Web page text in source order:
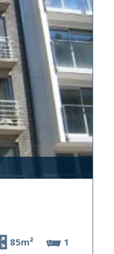
85m² 1